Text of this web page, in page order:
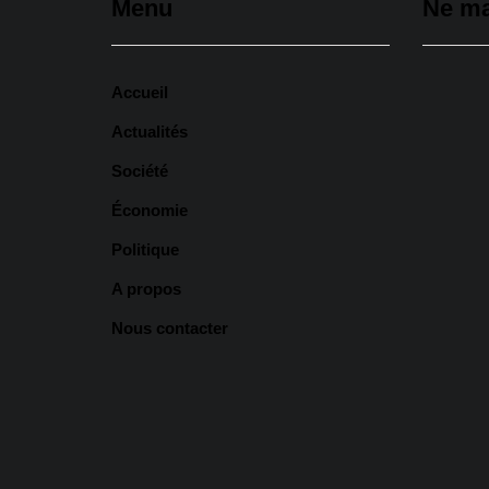
Menu
Accueil
Actualités
Société
Économie
Politique
A propos
Nous contacter
Ne